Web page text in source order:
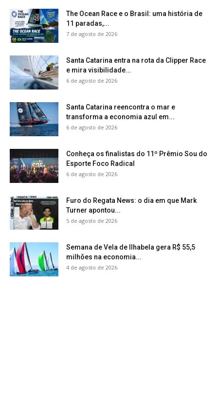
The Ocean Race e o Brasil: uma história de
11 paradas,...
7 de agosto de 2026
Santa Catarina entra na rota da Clipper Race
e mira visibilidade...
6 de agosto de 2026
Santa Catarina reencontra o mar e
transforma a economia azul em...
6 de agosto de 2026
Conheça os finalistas do 11º Prêmio Sou do
Esporte Foco Radical
6 de agosto de 2026
Furo do Regata News: o dia em que Mark
Turner apontou...
5 de agosto de 2026
Semana de Vela de Ilhabela gera R$ 55,5
milhões na economia...
4 de agosto de 2026